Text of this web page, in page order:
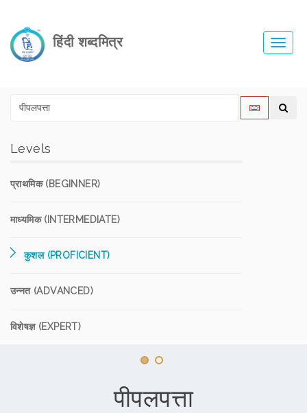
हिंदी शब्दमित्र
Levels
प्राथमिक (BEGINNER)
माध्यमिक (INTERMEDIATE)
कुशल (PROFICIENT)
उन्नत (ADVANCED)
विशेषज्ञ (EXPERT)
पीपलपत्ता